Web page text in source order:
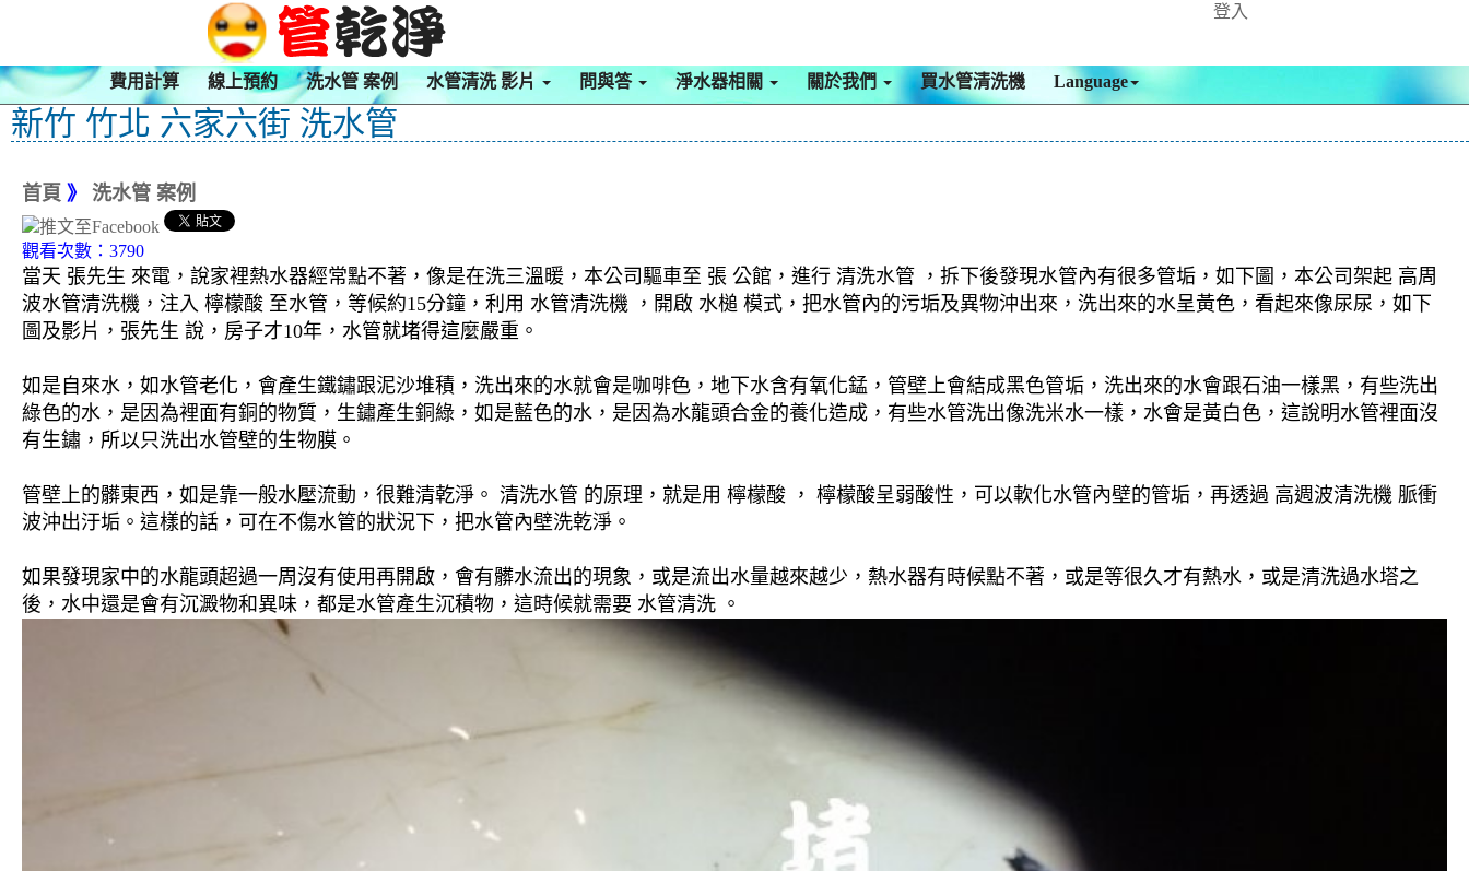
登入
費用計算 線上預約 洗水管 案例 水管清洗 影片 問與答 淨水器相關 關於我們 買水管清洗機 Language
新竹 竹北 六家六街 洗水管
首頁 》 洗水管 案例
觀看次數：3790
當天 張先生 來電，說家裡熱水器經常點不著，像是在洗三溫暖，本公司驅車至 張 公館，進行 清洗水管 ，拆下後發現水管內有很多管垢，如下圖，本公司架起 高周
波水管清洗機，注入 檸檬酸 至水管，等候約15分鐘，利用 水管清洗機 ，開啟 水槌 模式，把水管內的污垢及異物沖出來，洗出來的水呈黃色，看起來像尿尿，如下
圖及影片，張先生 說，房子才10年，水管就堵得這麼嚴重。
如是自來水，如水管老化，會產生鐵鏽跟泥沙堆積，洗出來的水就會是咖啡色，地下水含有氧化錳，管壁上會結成黑色管垢，洗出來的水會跟石油一樣黑，有些洗出
綠色的水，是因為裡面有銅的物質，生鏽產生銅綠，如是藍色的水，是因為水龍頭合金的養化造成，有些水管洗出像洗米水一樣，水會是黃白色，這說明水管裡面沒
有生鏽，所以只洗出水管壁的生物膜。
管壁上的髒東西，如是靠一般水壓流動，很難清乾淨。 清洗水管 的原理，就是用 檸檬酸 ， 檸檬酸呈弱酸性，可以軟化水管內壁的管垢，再透過 高週波清洗機 脈衝
波沖出汙垢。這樣的話，可在不傷水管的狀況下，把水管內壁洗乾淨。
如果發現家中的水龍頭超過一周沒有使用再開啟，會有髒水流出的現象，或是流出水量越來越少，熱水器有時候點不著，或是等很久才有熱水，或是清洗過水塔之
後，水中還是會有沉澱物和異味，都是水管產生沉積物，這時候就需要 水管清洗 。